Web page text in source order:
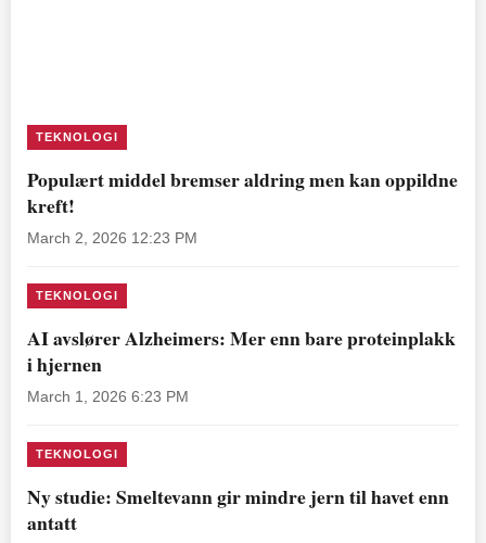
TEKNOLOGI
Populært middel bremser aldring men kan oppildne
kreft!
March 2, 2026 12:23 PM
TEKNOLOGI
AI avslører Alzheimers: Mer enn bare proteinplakk
i hjernen
March 1, 2026 6:23 PM
TEKNOLOGI
Ny studie: Smeltevann gir mindre jern til havet enn
antatt